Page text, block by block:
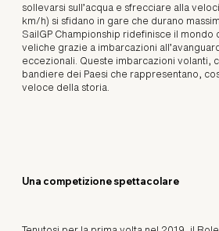
sollevarsi sull’acqua e sfrecciare alla
km/h) si sfidano in gare che durano
SailGP Championship ridefinisce il
veliche grazie a imbarcazioni
eccezionali. Queste imbarcazioni volanti,
bandiere dei Paesi che rappresentano,
veloce della storia.
Una competizione spettacolare